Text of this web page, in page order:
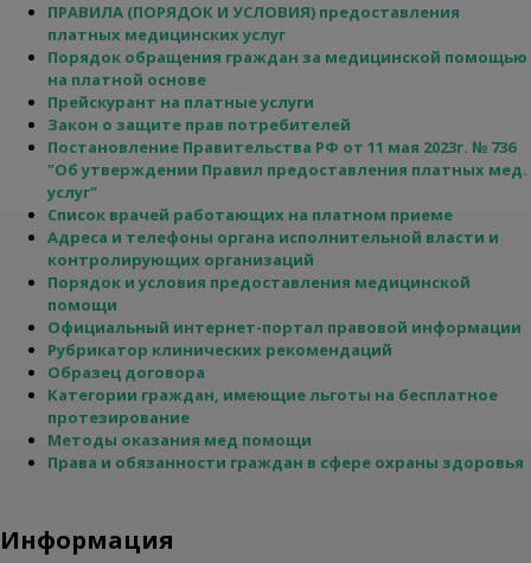
ПРАВИЛА (ПОРЯДОК И УСЛОВИЯ) предоставления
платных медицинских услуг
Порядок обращения граждан за медицинской помощью
на платной основе
Прейскурант на платные услуги
Закон о защите прав потребителей
Постановление Правительства РФ от 11 мая 2023г. № 736
"Об утверждении Правил предоставления платных мед.
услуг"
Список врачей работающих на платном приеме
Адреса и телефоны органа исполнительной власти и
контролирующих организаций
Порядок и условия предоставления медицинской
помощи
Официальный интернет-портал правовой информации
Рубрикатор клинических рекомендаций
Образец договора
Категории граждан, имеющие льготы на бесплатное
протезирование
Методы оказания мед помощи
Права и обязанности граждан в сфере охраны здоровья
Информация